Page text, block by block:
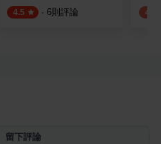
4.5 · 6則評論 4.3
留下評論